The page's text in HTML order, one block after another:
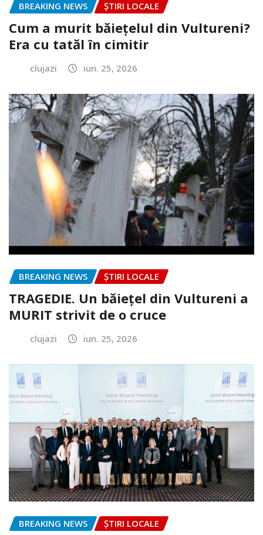
BREAKING NEWS ȘTIRI LOCALE
Cum a murit băiețelul din Vultureni?
Era cu tatăl în cimitir
clujazi iun. 25, 2026
BREAKING NEWS ȘTIRI LOCALE
TRAGEDIE. Un băiețel din Vultureni a
MURIT strivit de o cruce
clujazi iun. 25, 2026
BREAKING NEWS ȘTIRI LOCALE